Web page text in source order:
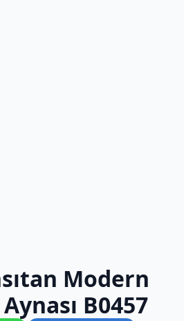
Modern
B0457